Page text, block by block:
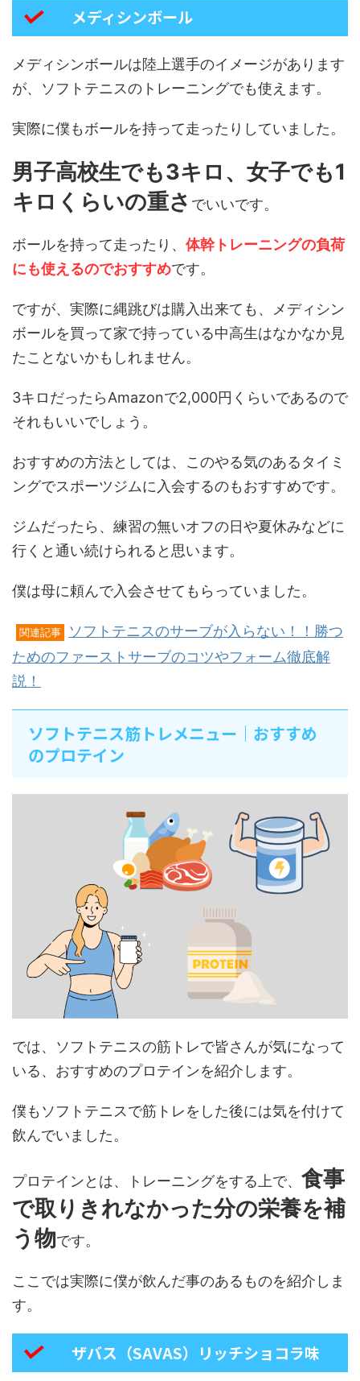
メディシンボール
メディシンボールは陸上選手のイメージがあります
が、ソフトテニスのトレーニングでも使えます。
実際に僕もボールを持って走ったりしていました。
男子高校生でも3キロ、女子でも1
キロくらいの重さ でいいです。
ボールを持って走ったり、 体幹トレーニングの負荷
にも使えるのでおすすめです。
ですが、実際に縄跳びは購入出来ても、メディシン
ボールを買って家で持っている中高生はなかなか見
たことないかもしれません。
3キロだったらAmazonで2,000円くらいであるので
それもいいでしょう。
おすすめの方法としては、このやる気のあるタイミ
ングでスポーツジムに入会するのもおすすめです。
ジムだったら、練習の無いオフの日や夏休みなどに
行くと通い続けられると思います。
僕は母に頼んで入会させてもらっていました。
関連記事
ソフトテニスのサーブが入らない！！勝つ
ためのファーストサーブのコツやフォーム徹底解
説！
ソフトテニス筋トレメニュー｜おすすめ
のプロテイン
では、ソフトテニスの筋トレで皆さんが気になって
いる、おすすめのプロテインを紹介します。
僕もソフトテニスで筋トレをした後には気を付けて
飲んでいました。
プロテインとは、トレーニングをする上で、 食事
で取りきれなかった分の栄養を補
う物です。
ここでは実際に僕が飲んだ事のあるものを紹介しま
す。
ザバス（SAVAS）リッチショコラ味